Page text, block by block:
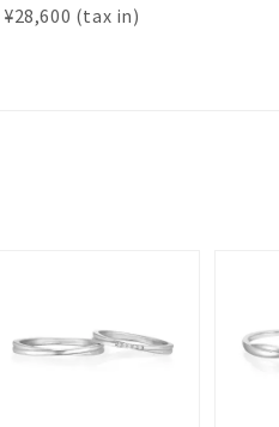
¥28,600 (tax in)